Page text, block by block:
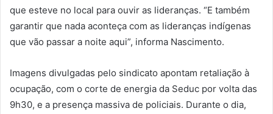
que esteve no local para ouvir as lideranças. “E também
garantir que nada aconteça com as lideranças indígenas
que vão passar a noite aqui”, informa Nascimento.
Imagens divulgadas pelo sindicato apontam retaliação à
ocupação, com o corte de energia da Seduc por volta das
9h30, e a presença massiva de policiais. Durante o dia,